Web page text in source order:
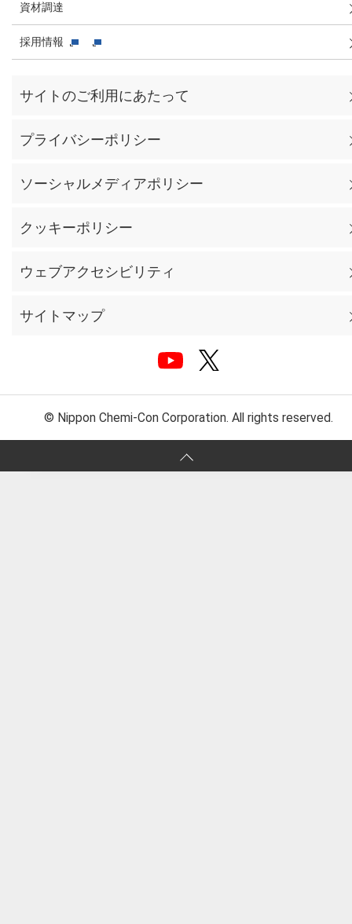
資材調達
採用情報
サイトのご利用にあたって
プライバシーポリシー
ソーシャルメディアポリシー
クッキーポリシー
ウェブアクセシビリティ
サイトマップ
© Nippon Chemi-Con Corporation. All rights reserved.